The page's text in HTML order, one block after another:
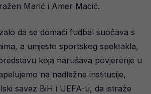
Marić i Amer Macić.
da se domaći fudbal suočava s
a umjesto sportskog spektakla,
koja narušava povjerenje u
na nadležne institucije,
savez BiH i UEFA-u, da istraže